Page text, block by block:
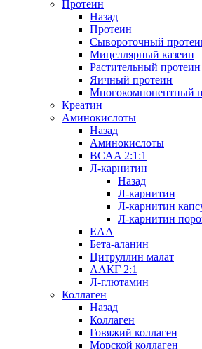
Протеин
Назад
Протеин
Сывороточный
Мицеллярный казеин
Растительный протеин
Яичный протеин
Многокомпонентный
Креатин
Аминокислоты
Назад
Аминокислоты
BCAA 2:1:1
Л-карнитин
Назад
Л-карнитин
Л-карнитин
Л-карнитин
EAA
Бета-аланин
Цитруллин малат
ААКГ 2:1
Л-глютамин
Коллаген
Назад
Коллаген
Говяжий коллаген
Морской коллаген